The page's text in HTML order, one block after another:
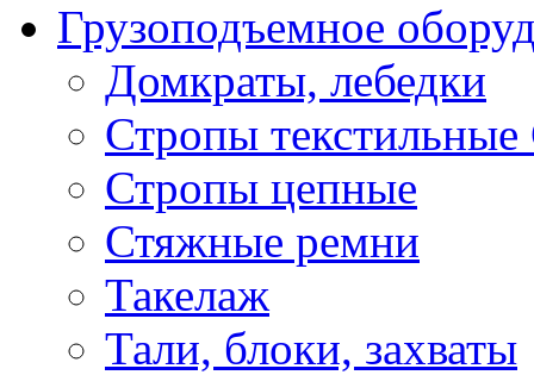
Грузоподъемное
Домкраты, лебедки
Стропы
Стропы цепные
Стяжные ремни
Такелаж
Тали, блоки, захваты